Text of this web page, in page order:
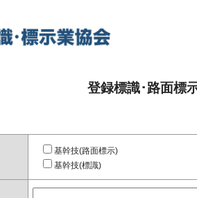
登録標識･路面標
基幹技(路面標示)
基幹技(標識)